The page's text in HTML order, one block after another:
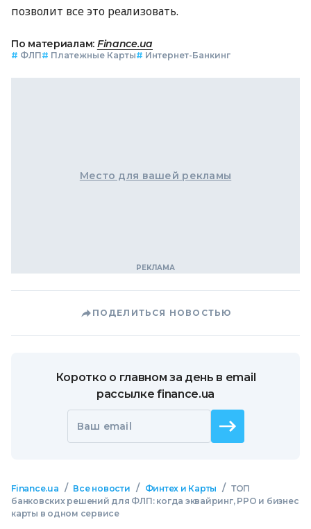
позволит все это реализовать.
По материалам: Finance.ua
# ФЛП# Платежные Карты# Интернет-Банкинг
Место для вашей рекламы
ПОДЕЛИТЬСЯ НОВОСТЬЮ
Коротко о главном за день в email
рассылке finance.ua
Ваш email
Finance.ua / Все новости / Финтех и Карты / ТОП
банковских решений для ФЛП: когда эквайринг, РРО и бизнес
карты в одном сервисе